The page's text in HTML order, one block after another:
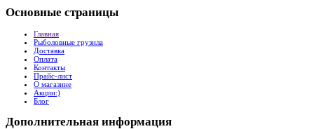
Основные страницы
Главная
Рыболовные грузила
Доставка
Оплата
Контакты
Прайс-лист
О магазине
Акции:)
Блог
Дополнительная информация